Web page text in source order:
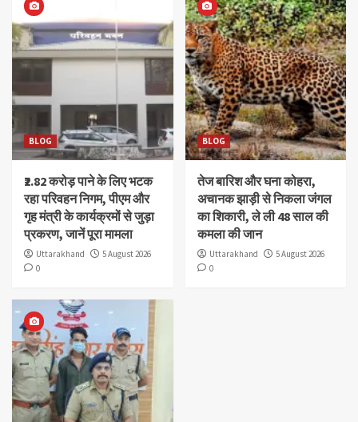
BLOG
₹2.82 करोड़ पाने के लिए भटक
रहा परिवहन निगम, पीएम और
गृह मंत्री के कार्यक्रमों से जुड़ा
प्रकरण, जानें पूरा मामला
Uttarakhand
5 August 2026
0
BLOG
तेज बारिश और घना कोहरा,
अचानक झाड़ी से निकला जंगल
का शिकारी, ले ली 48 साल की
कमला की जान
Uttarakhand
5 August 2026
0